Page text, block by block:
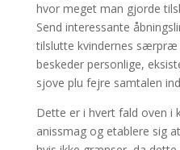
hvor meget man gjorde
Send interessante
tilslutte kvindernes
beskeder personlige,
sjove plu fejre samtalen
Dette er i hvert fald oven i
anissmag og etablere sig